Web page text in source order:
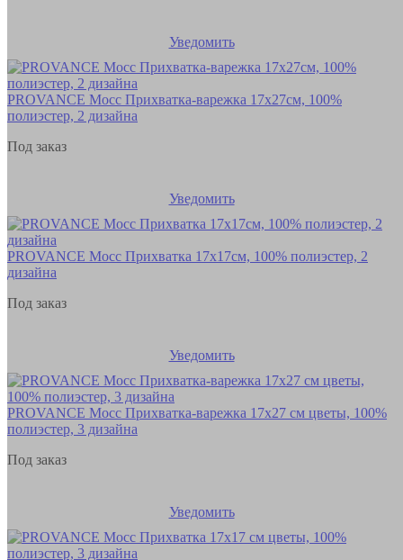
Уведомить
PROVANCE Мосс Прихватка-варежка 17х27см, 100%
полиэстер, 2 дизайна
Под заказ
Уведомить
PROVANCE Мосс Прихватка 17х17см, 100% полиэстер, 2
дизайна
Под заказ
Уведомить
PROVANCE Мосс Прихватка-варежка 17х27 см цветы, 100%
полиэстер, 3 дизайна
Под заказ
Уведомить